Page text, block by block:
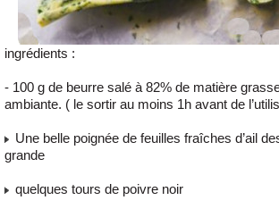
ingrédients :
- 100 g de beurre salé à 82% de matière
ambiante. ( le sortir au moins 1h avant de
Une belle poignée de feuilles fraîches d’ail
grande
quelques tours de poivre noir